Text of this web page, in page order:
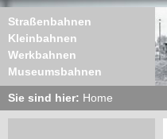
Straßenbahnen
Kleinbahnen
Werkbahnen
Museumsbahnen
Sie sind hier: Home